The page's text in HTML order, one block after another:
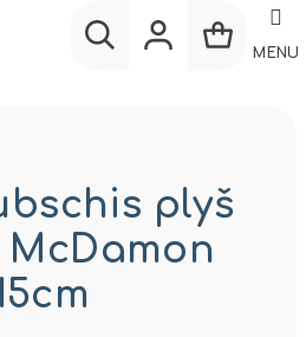
MENU
plyš